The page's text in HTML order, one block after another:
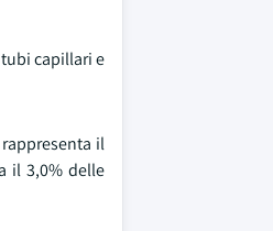
capillari e
il
il 3,0% delle